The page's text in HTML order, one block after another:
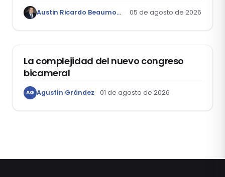
Austin Ricardo Beaumont Rivera 05 de agosto de 2026
La complejidad del nuevo congreso
bicameral
AG Agustín Grández 01 de agosto de 2026